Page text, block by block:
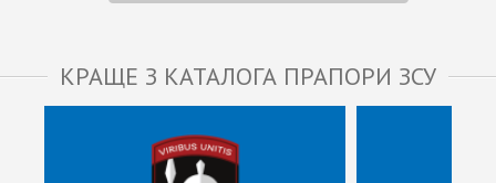
КРАЩЕ З КАТАЛОГА ПРАПОРИ ЗСУ